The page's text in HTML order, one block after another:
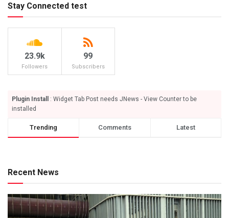
Stay Connected test
23.9k
Followers
99
Subscribers
Plugin Install
: Widget Tab Post needs JNews - View Counter to be
installed
Trending Comments Latest
Recent News